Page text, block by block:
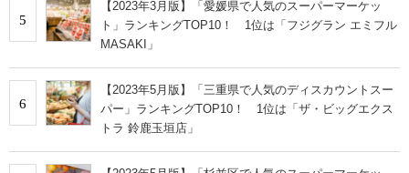
5
【2023年3月版】「愛媛県で人気のスーパーマーケッ
ト」ランキングTOP10！ 1位は「フジグラン エミフル
MASAKI」
6
【2023年5月版】「三重県で人気のディスカウントスー
パー」ランキングTOP10！ 1位は「ザ・ビッグエクス
トラ 鈴鹿玉垣店」